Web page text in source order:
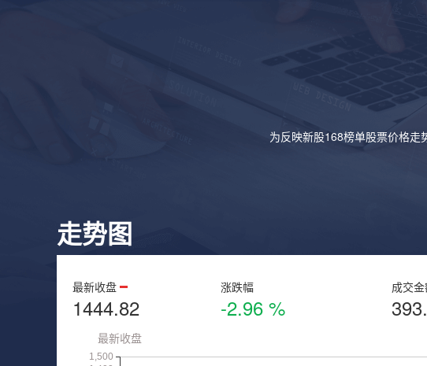
为反映新股168榜单股票价格走
走势图
最新收盘
1444.82
涨跌幅
-2.96 %
成交金